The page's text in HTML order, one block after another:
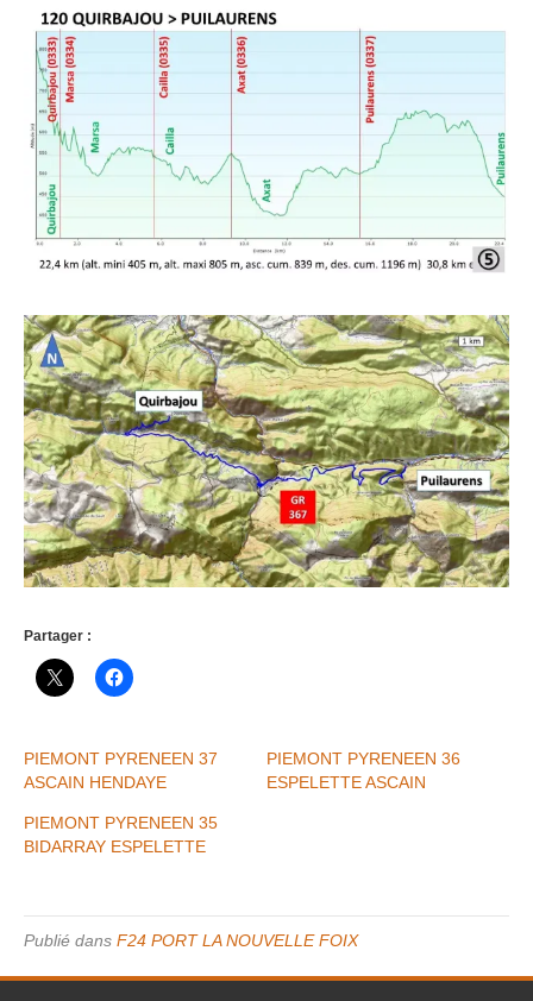
Partager :
PIEMONT PYRENEEN 37
ASCAIN HENDAYE
PIEMONT PYRENEEN 36
ESPELETTE ASCAIN
PIEMONT PYRENEEN 35
BIDARRAY ESPELETTE
Publié dans F24 PORT LA NOUVELLE FOIX